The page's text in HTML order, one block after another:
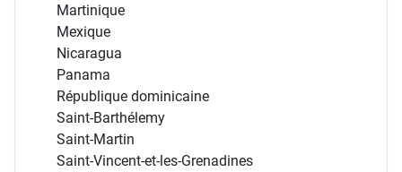
Martinique
Mexique
Nicaragua
Panama
République dominicaine
Saint-Barthélemy
Saint-Martin
Saint-Vincent-et-les-Grenadines